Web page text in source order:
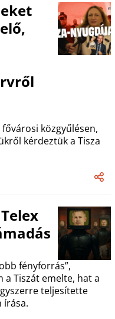
közgyűlésen,
kérdeztük a Tisza
fényforrás”,
Tiszát emelte, hat a
teljesítette
írása.